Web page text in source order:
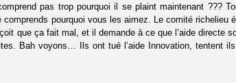
pas trop pourquoi il se plaint maintenant ???
pourquoi vous les aimez. Le comité richelieu
que ça fait mal, et il demande à ce que l’aide directe
Bah voyons… Ils ont tué l’aide Innovation, tentent